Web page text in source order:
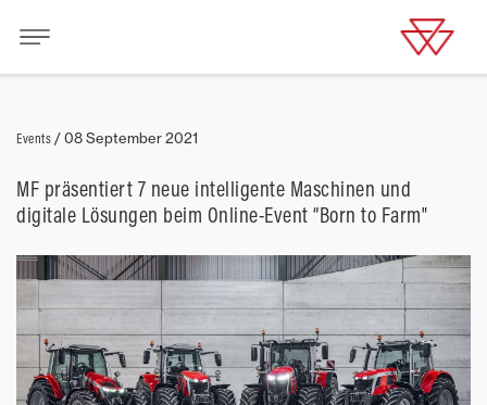
Events /08 September 2021
MF präsentiert 7 neue intelligente Maschinen und
digitale Lösungen beim Online-Event “Born to Farm"